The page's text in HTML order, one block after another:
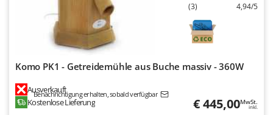
(3) 4,94/5
Komo PK1 - Getreidemühle aus Buche massiv - 360W
Ausverkauft
Benachrichtigung erhalten, sobald verfügbar
Kostenlose Lieferung € 445,00MwSt.
inkl.